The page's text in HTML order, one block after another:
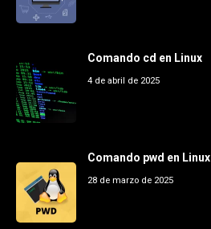
Comando cd en Linux
4 de abril de 2025
Comando pwd en Linux
28 de marzo de 2025